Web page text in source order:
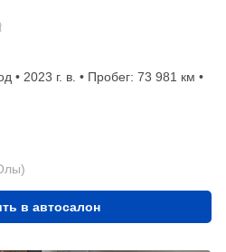
• 2023 г. в. • Пробег: 73 981 км •
в автосалон